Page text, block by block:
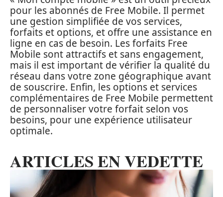
pour les abonnés de Free Mobile. Il permet
une gestion simplifiée de vos services,
forfaits et options, et offre une assistance en
ligne en cas de besoin. Les forfaits Free
Mobile sont attractifs et sans engagement,
mais il est important de vérifier la qualité du
réseau dans votre zone géographique avant
de souscrire. Enfin, les options et services
complémentaires de Free Mobile permettent
de personnaliser votre forfait selon vos
besoins, pour une expérience utilisateur
optimale.
ARTICLES EN VEDETTE